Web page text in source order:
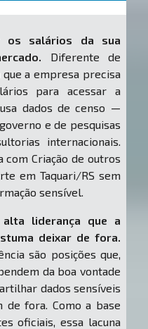
os salários da sua
Diferente de
a empresa precisa
para acessar a
dados de censo —
e de pesquisas
internacionais.
com Criação de outros
em Taquari/RS sem
sensível.
liderança que a
deixar de fora.
são posições que,
da boa vontade
dados sensíveis
fora. Como a base
oficiais, essa lacuna